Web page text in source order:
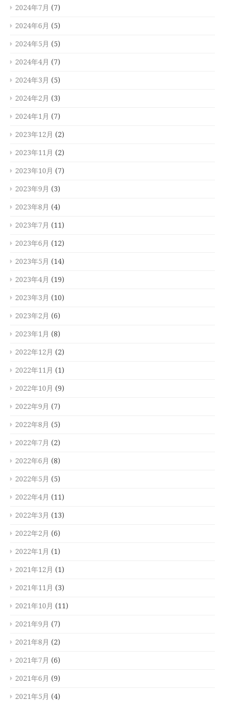
2024年7月 (7)
2024年6月 (5)
2024年5月 (5)
2024年4月 (7)
2024年3月 (5)
2024年2月 (3)
2024年1月 (7)
2023年12月 (2)
2023年11月 (2)
2023年10月 (7)
2023年9月 (3)
2023年8月 (4)
2023年7月 (11)
2023年6月 (12)
2023年5月 (14)
2023年4月 (19)
2023年3月 (10)
2023年2月 (6)
2023年1月 (8)
2022年12月 (2)
2022年11月 (1)
2022年10月 (9)
2022年9月 (7)
2022年8月 (5)
2022年7月 (2)
2022年6月 (8)
2022年5月 (5)
2022年4月 (11)
2022年3月 (13)
2022年2月 (6)
2022年1月 (1)
2021年12月 (1)
2021年11月 (3)
2021年10月 (11)
2021年9月 (7)
2021年8月 (2)
2021年7月 (6)
2021年6月 (9)
2021年5月 (4)